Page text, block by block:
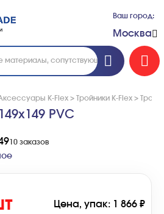
Ваш город:
Москва
K-Flex > Тройники K-Flex >
PVC
10 заказов
Цена, упак: 1 866 ₽